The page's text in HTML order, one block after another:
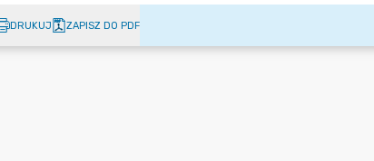
DRUKUJ ZAPISZ DO PDF